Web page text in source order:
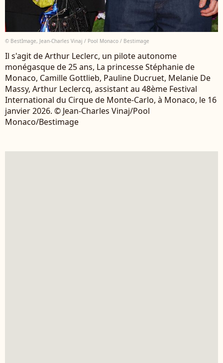
© BestImage, Jean-Charles Vinaj / Pool Monaco / Bestimage
Il s'agit de Arthur Leclerc, un pilote autonome
monégasque de 25 ans, La princesse Stéphanie de
Monaco, Camille Gottlieb, Pauline Ducruet, Melanie De
Massy, Arthur Leclercq, assistant au 48ème Festival
International du Cirque de Monte-Carlo, à Monaco, le 16
janvier 2026. © Jean-Charles Vinaj/Pool
Monaco/Bestimage